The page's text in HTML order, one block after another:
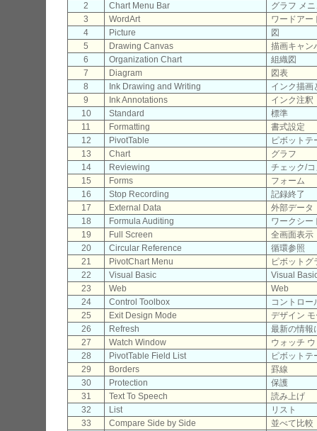
2
Chart Menu Bar
グラフ メ
3
WordArt
ワードアー
4
Picture
図
5
Drawing Canvas
描画キャン
6
Organization Chart
組織図
7
Diagram
図表
8
Ink Drawing and Writing
インク描画
9
Ink Annotations
インク注釈
10
Standard
標準
11
Formatting
書式設定
12
PivotTable
ピボットテ
13
Chart
グラフ
14
Reviewing
チェック/
15
Forms
フォーム
16
Stop Recording
記録終了
17
External Data
外部データ
18
Formula Auditing
ワークシー
19
Full Screen
全画面表示
20
Circular Reference
循環参照
21
PivotChart Menu
ピボットグ
22
Visual Basic
Visual
23
Web
Web
24
Control Toolbox
コントロー
25
Exit Design Mode
デザイン
26
Refresh
最新の情報
27
Watch Window
ウォッチ
28
PivotTable Field List
ピボットテ
29
Borders
罫線
30
Protection
保護
31
Text To Speech
読み上げ
32
List
リスト
33
Compare Side by Side
並べて比較